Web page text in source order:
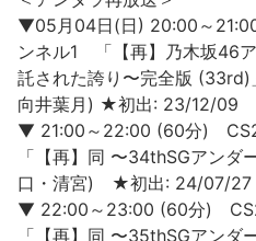
▼05月04日(日) 20:00～
ンネル1 「【再】乃木坂46
託された誇り〜完全版
向井葉月) ★初出: 23/12/09
▼ 21:00～22:00 (60分)
「【再】同 〜34thSGアン
口・清宮) ★初出: 24/07/27
▼ 22:00～23:00 (60分)
「【再】同 〜35thSGアン